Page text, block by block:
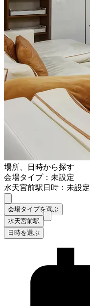
場所、日時から探す
会場タイプ：未設定
水天宮前駅日時：未設定
会場タイプを選ぶ
水天宮前駅
日時を選ぶ